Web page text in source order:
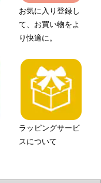
お気に入り登録し
て、お買い物をよ
り快適に。
ラッピングサービ
スについて